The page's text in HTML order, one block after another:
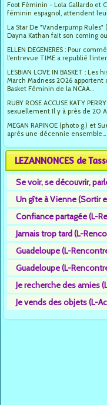
Foot Féminin - Lola Gallardo et
féminin espagnol, attendent
La Star De "Vanderpump
Dayna Kathan fait son coming
ELLEN DEGENERES : Pour
l’entrevue TIME a republié
LESBIAN LOVE IN BASKET : Les
March Madness 2026
Basket Féminin de la NCAA...
RUBY ROSE ACCUSE KATY
sexuellement Il y à près de 20
MEGAN RAPINOE (photo g.) et
après une décennie ensemble...
LEZANNONCES de
Se voir, se découvrir,
Un gîte à Vienne (Sortir
Confiance partagée (L-
Jamais trop tard (L-
Guadeloupe (L-
Guadeloupe (L-
Je recherche des amies
Je vends des objets (L-